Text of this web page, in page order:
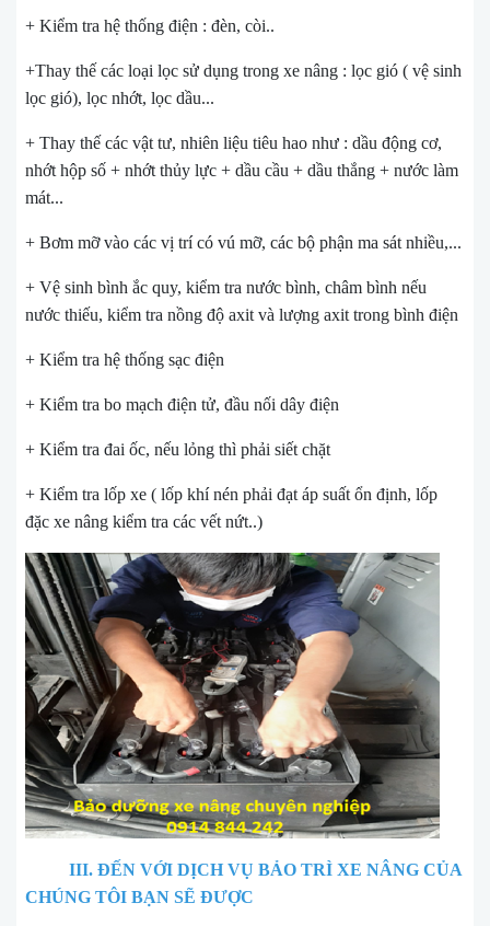
+ Kiểm tra hệ thống điện : đèn, còi..
+Thay thế các loại lọc sử dụng trong xe nâng : lọc gió ( vệ sinh
lọc gió), lọc nhớt, lọc dầu...
+ Thay thế các vật tư, nhiên liệu tiêu hao như : dầu động cơ,
nhớt hộp số + nhớt thủy lực + dầu cầu + dầu thắng + nước làm
mát...
+ Bơm mỡ vào các vị trí có vú mỡ, các bộ phận ma sát nhiều,...
+ Vệ sinh bình ắc quy, kiểm tra nước bình, châm bình nếu
nước thiếu, kiểm tra nồng độ axit và lượng axit trong bình điện
+ Kiểm tra hệ thống sạc điện
+ Kiểm tra bo mạch điện tử, đầu nối dây điện
+ Kiểm tra đai ốc, nếu lỏng thì phải siết chặt
+ Kiểm tra lốp xe ( lốp khí nén phải đạt áp suất ổn định, lốp
đặc xe nâng kiểm tra các vết nứt..)
III. ĐẾN VỚI DỊCH VỤ BẢO TRÌ XE NÂNG CỦA
CHÚNG TÔI BẠN SẼ ĐƯỢC